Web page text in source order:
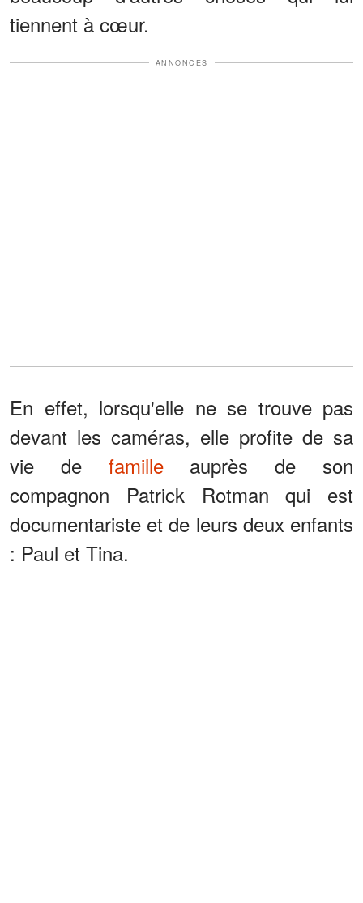
tiennent à cœur.
ANNONCES
En effet, lorsqu'elle ne se trouve pas
devant les caméras, elle profite de sa
vie de familleauprès de son
compagnon Patrick Rotman qui est
documentariste et de leurs deux enfants
: Paul et Tina.